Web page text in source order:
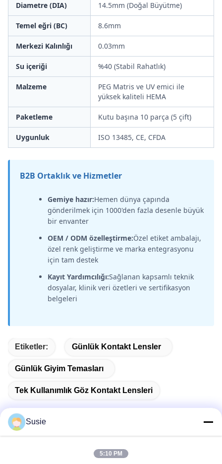
Diametre (DIA) 14.5mm (Doğal Büyütme)
Temel eğri (BC) 8.6mm
Merkezi Kalınlığı 0.03mm
Su içeriği %40 (Stabil Rahatlık)
Malzeme
PEG Matris ve UV emici ile
yüksek kaliteli HEMA
Paketleme Kutu başına 10 parça (5 çift)
Uygunluk ISO 13485, CE, CFDA
B2B Ortaklık ve Hizmetler
Gemiye hazır:Hemen dünya çapında
gönderilmek için 1000'den fazla desenle büyük
bir envanter
OEM / ODM özelleştirme:Özel etiket ambalajı,
özel renk geliştirme ve marka entegrasyonu
için tam destek
Kayıt Yardımcılığı:Sağlanan kapsamlı teknik
dosyalar, klinik veri özetleri ve sertifikasyon
belgeleri
Etiketler: Günlük Kontakt Lensler
Günlük Giyim Temasları
Tek Kullanımlık Göz Kontakt Lensleri
Susie
5:10 PM